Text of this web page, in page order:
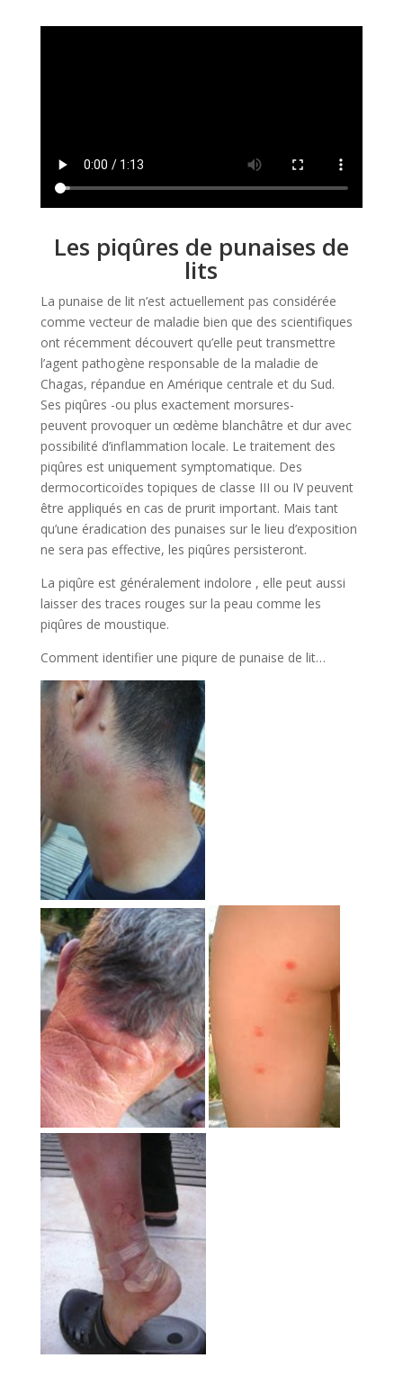
Les piqûres de punaises de
lits
La punaise de lit n’est actuellement pas considérée
comme vecteur de maladie bien que des scientifiques
ont récemment découvert qu’elle peut transmettre
l’agent pathogène responsable de la maladie de
Chagas, répandue en Amérique centrale et du Sud.
Ses piqûres -ou plus exactement morsures-
peuvent provoquer un œdème blanchâtre et dur avec
possibilité d’inflammation locale. Le traitement des
piqûres est uniquement symptomatique. Des
dermocorticoïdes topiques de classe III ou IV peuvent
être appliqués en cas de prurit important. Mais tant
qu’une éradication des punaises sur le lieu d’exposition
ne sera pas effective, les piqûres persisteront.
La piqûre est généralement indolore , elle peut aussi
laisser des traces rouges sur la peau comme les
piqûres de moustique.
Comment identifier une piqure de punaise de lit…